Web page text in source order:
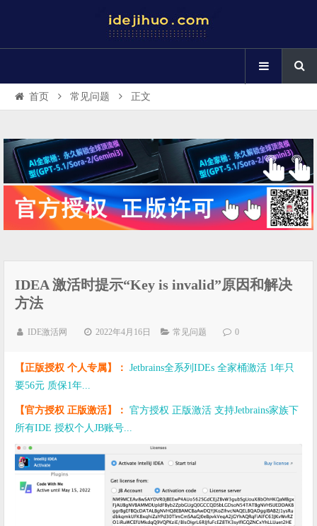
首页 常见问题 正文
IDEA 激活时提示“Key is invalid”原因和解决
方法
IDE激活网 2022年4月16日 常见问题 0
【正版授权 个人专属】： Jetbrains全系列IDEs 全家桶激活 1年只
要56元 质保1年...
【官方授权 正版激活】： 官方授权 正版激活 支持Jetbrains家族下
所有IDE 授权个人JB账号...